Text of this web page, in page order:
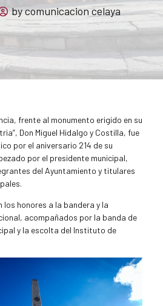
by comunicacion celaya
frente al monumento erigido en su
Don Miguel Hidalgo y Costilla, fue
por el aniversario 214 de su
por el presidente municipal,
del Ayuntamiento y titulares
los honores a la bandera y la
acompañados por la banda de
y la escolta del Instituto de